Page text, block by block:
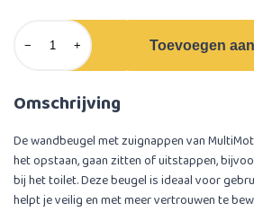
− + Toevoegen
Omschrijving
De wandbeugel met zuignappen van
het opstaan, gaan zitten of uitstappen,
bij het toilet. Deze beugel is ideaal voor
helpt je veilig en met meer vertrouwen te